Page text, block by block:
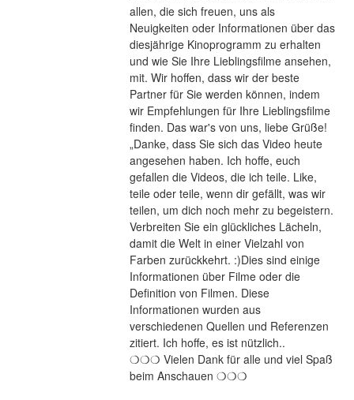
allen, die sich freuen, uns als
Neuigkeiten oder Informationen über das
diesjährige Kinoprogramm zu erhalten
und wie Sie Ihre Lieblingsfilme ansehen,
mit. Wir hoffen, dass wir der beste
Partner für Sie werden können, indem
wir Empfehlungen für Ihre Lieblingsfilme
finden. Das war's von uns, liebe Grüße!
„Danke, dass Sie sich das Video heute
angesehen haben. Ich hoffe, euch
gefallen die Videos, die ich teile. Like,
teile oder teile, wenn dir gefällt, was wir
teilen, um dich noch mehr zu begeistern.
Verbreiten Sie ein glückliches Lächeln,
damit die Welt in einer Vielzahl von
Farben zurückkehrt. :)Dies sind einige
Informationen über Filme oder die
Definition von Filmen. Diese
Informationen wurden aus
verschiedenen Quellen und Referenzen
zitiert. Ich hoffe, es ist nützlich..
❍❍❍ Vielen Dank für alle und viel Spaß
beim Anschauen ❍❍❍